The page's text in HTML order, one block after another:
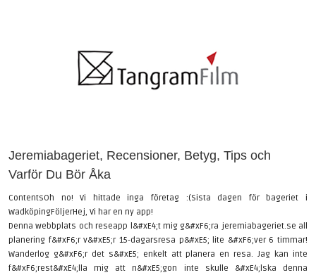
Jeremiabageriet, Recensioner, Betyg, Tips och
Varför Du Bör Åka
ContentsOh no! Vi hittade inga företag :(Sista dagen för bageriet i
WadköpingFöljerHej, Vi har en ny app!
Denna webbplats och reseapp l&#xE4;t mig g&#xF6;ra jeremiabageriet.se all
planering f&#xF6;r v&#xE5;r 15-dagarsresa p&#xE5; lite &#xF6;ver 6 timmar!
Wanderlog g&#xF6;r det s&#xE5; enkelt att planera en resa. Jag kan inte
f&#xF6;rest&#xE4;lla mig att n&#xE5;gon inte skulle &#xE4;lska denna